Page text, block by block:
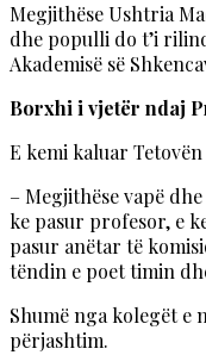
Megjithëse Ushtria
dhe populli do t’i
Akademisë së
Borxhi i vjetër ndaj
E kemi kaluar
– Megjithëse vapë
ke pasur profesor, e
pasur anëtar të
tëndin e poet timin
Shumë nga kolegët e
përjashtim.